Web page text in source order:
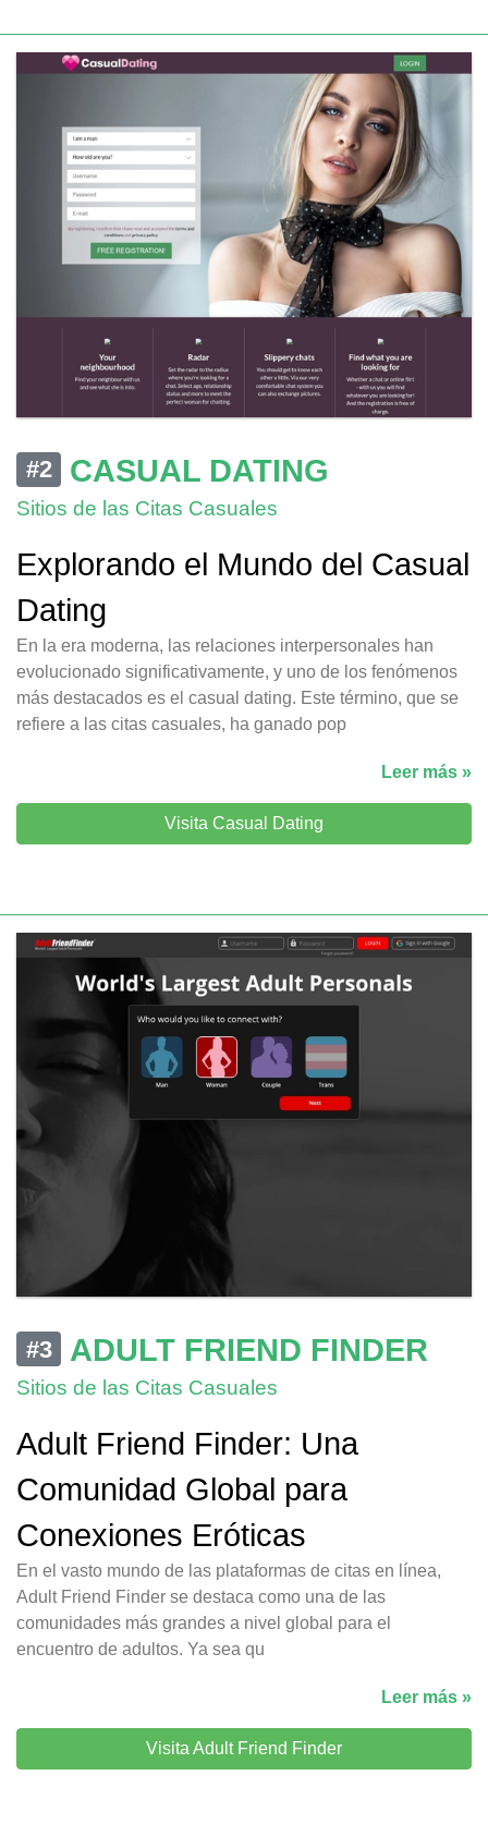
#2 CASUAL DATING
Sitios de las Citas Casuales
Explorando el Mundo del Casual
Dating
En la era moderna, las relaciones interpersonales han
evolucionado significativamente, y uno de los fenómenos
más destacados es el casual dating. Este término, que se
refiere a las citas casuales, ha ganado pop
Leer más »
Visita Casual Dating
#3 ADULT FRIEND FINDER
Sitios de las Citas Casuales
Adult Friend Finder: Una
Comunidad Global para
Conexiones Eróticas
En el vasto mundo de las plataformas de citas en línea,
Adult Friend Finder se destaca como una de las
comunidades más grandes a nivel global para el
encuentro de adultos. Ya sea qu
Leer más »
Visita Adult Friend Finder